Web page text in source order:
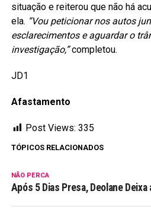
situação e reiterou que não há
ela. “Vou peticionar nos autos
esclarecimentos e aguardar o
investigação,”completou.
JD1
Afastamento
Post Views: 335
TÓPICOS RELACIONADOS
NÃO PERCA
Após 5 Dias Presa, Deolane Deixa